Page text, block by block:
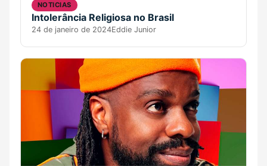
NOTICIAS
Intolerância Religiosa no Brasil
24 de janeiro de 2024Eddie Junior